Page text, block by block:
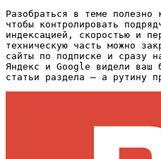
Разобраться в теме полезно
чтобы контролировать
индексацией, скоростью и
техническую часть можно
сайты по подписке и сразу
Яндекс и Google видели ваш
статьи раздела — а рутину